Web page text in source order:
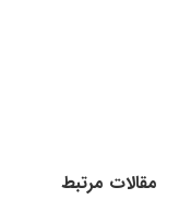
مقالات مرتبط